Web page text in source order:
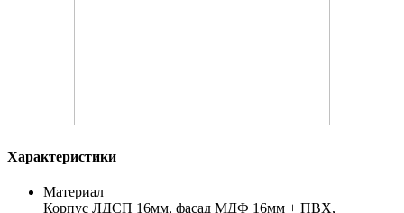
Характеристики
Материал
Корпус ЛДСП 16мм, фасад МДФ 16мм + ПВХ,